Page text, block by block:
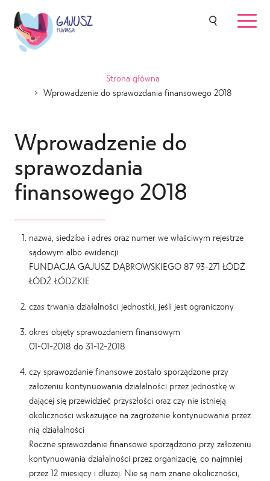
Strona główna
> Wprowadzenie do sprawozdania finansowego 2018
Wprowadzenie do
sprawozdania
finansowego 2018
nazwa, siedziba i adres oraz numer we właściwym rejestrze
sądowym albo ewidencji
FUNDACJA GAJUSZ DĄBROWSKIEGO 87 93-271 ŁÓDŹ
ŁÓDŹ ŁÓDZKIE
czas trwania działalności jednostki, jeśli jest ograniczony
okres objęty sprawozdaniem finansowym
01-01-2018 do 31-12-2018
czy sprawozdanie finansowe zostało sporządzone przy
założeniu kontynuowania działalności przez jednostkę w
dającej się przewidzieć przyszłości oraz czy nie istnieją
okoliczności wskazujące na zagrożenie kontynuowania przez
nią działalności
Roczne sprawozdanie finansowe sporządzono przy założeniu
kontynuowania działalności przez organizację, co najmniej
przez 12 miesięcy i dłużej. Nie są nam znane okoliczności,